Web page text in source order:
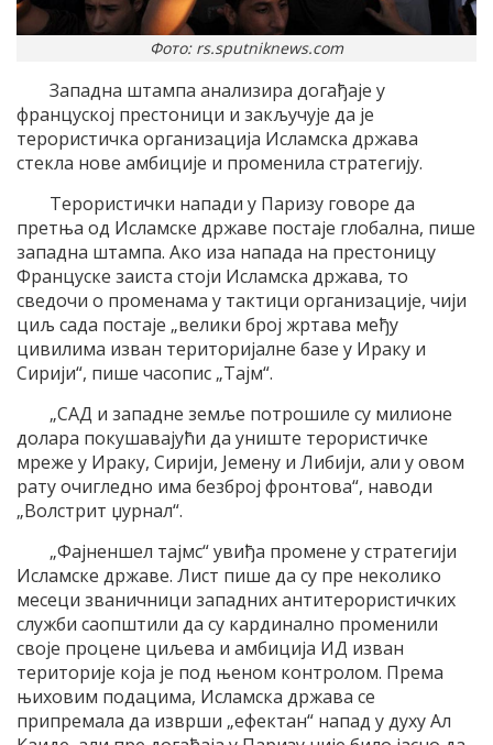
Фото: rs.sputniknews.com
Западна штампа анализира догађаје у
француској престоници и закључује да је
терористичка организација Исламска држава
стекла нове амбиције и променила стратегију.
Терористички напади у Паризу говоре да
претња од Исламске државе постаје глобална, пише
западна штампа. Ако иза напада на престоницу
Француске заиста стоји Исламска држава, то
сведочи о променама у тактици организације, чији
циљ сада постаје „велики број жртава међу
цивилима изван територијалне базе у Ираку и
Сирији“, пише часопис „Тајм“.
„САД и западне земље потрошиле су милионе
долара покушавајући да униште терористичке
мреже у Ираку, Сирији, Јемену и Либији, али у овом
рату очигледно има безброј фронтова“, наводи
„Волстрит џурнал“.
„Фајненшел тајмс“ увиђа промене у стратегији
Исламске државе. Лист пише да су пре неколико
месеци званичници западних антитерористичких
служби саопштили да су кардинално променили
своје процене циљева и амбиција ИД изван
територије која је под њеном контролом. Према
њиховим подацима, Исламска држава се
припремала да изврши „ефектан“ напад у духу Ал